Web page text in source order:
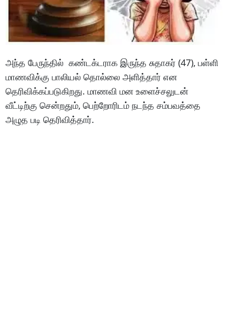
அந்த பேருந்தில் கண்டக்டராக இருந்த சுதாகர் (47), பள்ளி
மாணவிக்கு பாலியல் தொல்லை அளித்தார் என
தெரிவிக்கப்படுகிறது. மாணவி மன உளைச்சலுடன்
வீட்டிற்கு சென்றதும், பெற்றோரிடம் நடந்த சம்பவத்தை
அழுத படி தெரிவித்தார்.